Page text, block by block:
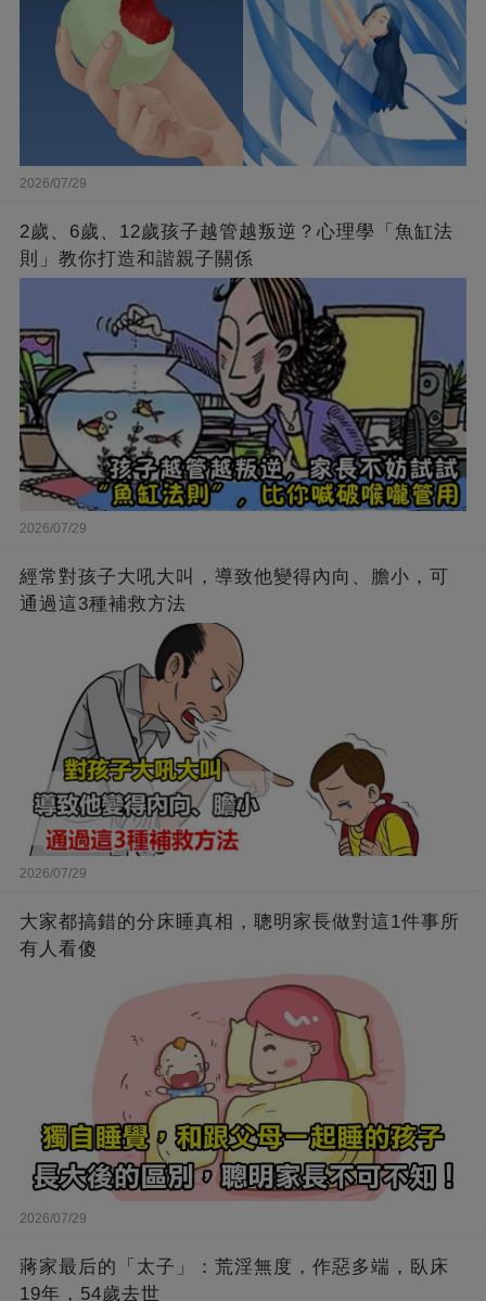
2026/07/29
2歲、6歲、12歲孩子越管越叛逆？心理學「魚缸法
則」教你打造和諧親子關係
2026/07/29
經常對孩子大吼大叫，導致他變得內向、膽小，可
通過這3種補救方法
2026/07/29
大家都搞錯的分床睡真相，聰明家長做對這1件事所
有人看傻
2026/07/29
蔣家最后的「太子」：荒淫無度，作惡多端，臥床
19年，54歲去世